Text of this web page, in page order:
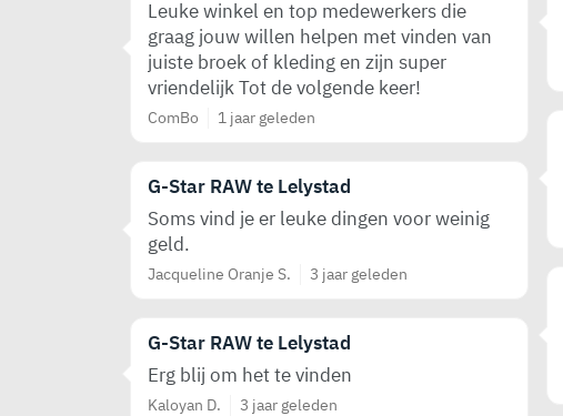
Leuke winkel en top medewerkers die
graag jouw willen helpen met vinden van
juiste broek of kleding en zijn super
vriendelijk Tot de volgende keer!
ComBo 1 jaar geleden
G-Star RAW te Lelystad
Soms vind je er leuke dingen voor weinig
geld.
Jacqueline Oranje S. 3 jaar geleden
G-Star RAW te Lelystad
Erg blij om het te vinden
Kaloyan D. 3 jaar geleden